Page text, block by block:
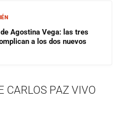
Agostina Vega: las tres
a los dos nuevos
CARLOS PAZ VIVO